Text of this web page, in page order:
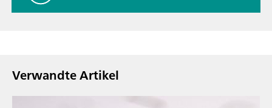
Verwandte Artikel